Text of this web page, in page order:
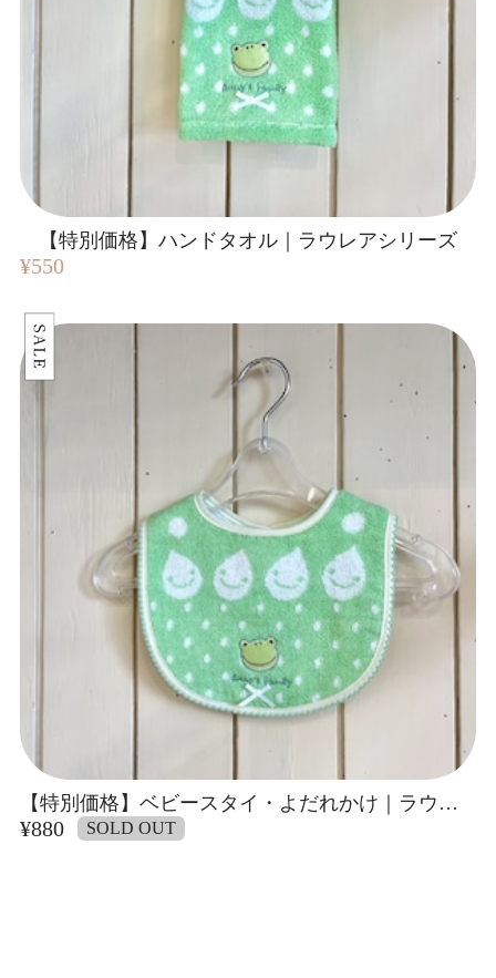
【特別価格】ハンドタオル｜ラウレアシリーズ
¥550
【特別価格】ベビースタイ・よだれかけ｜ラウレアシリーズ
¥880 SOLD OUT